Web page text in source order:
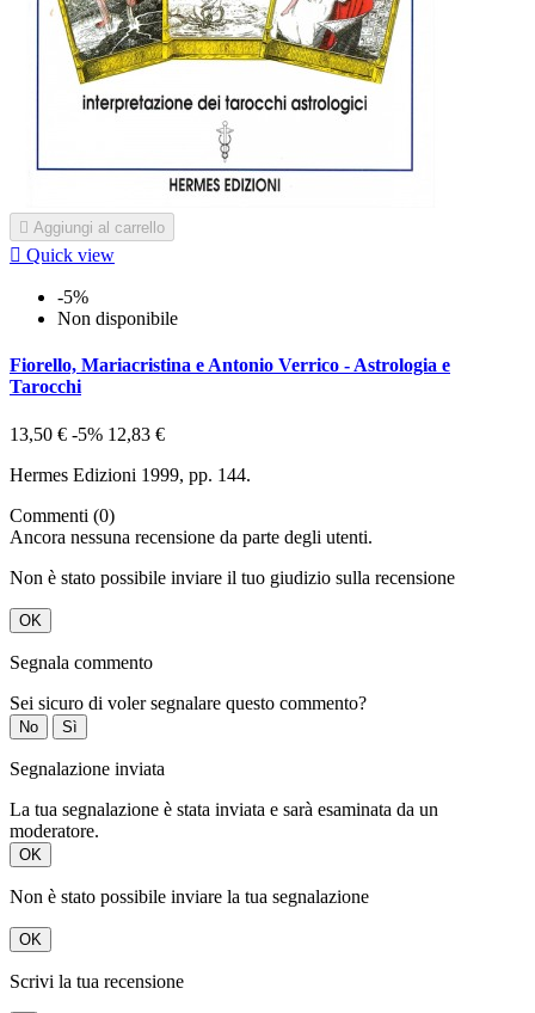
 Aggiungi al carrello
 Quick view
-5%
Non disponibile
Fiorello, Mariacristina e Antonio Verrico - Astrologia e
Tarocchi
13,50 € -5% 12,83 €
Hermes Edizioni 1999, pp. 144.
Commenti (0)
Ancora nessuna recensione da parte degli utenti.
Non è stato possibile inviare il tuo giudizio sulla recensione
OK
Segnala commento
Sei sicuro di voler segnalare questo commento?
No Sì
Segnalazione inviata
La tua segnalazione è stata inviata e sarà esaminata da un
moderatore.
OK
Non è stato possibile inviare la tua segnalazione
OK
Scrivi la tua recensione